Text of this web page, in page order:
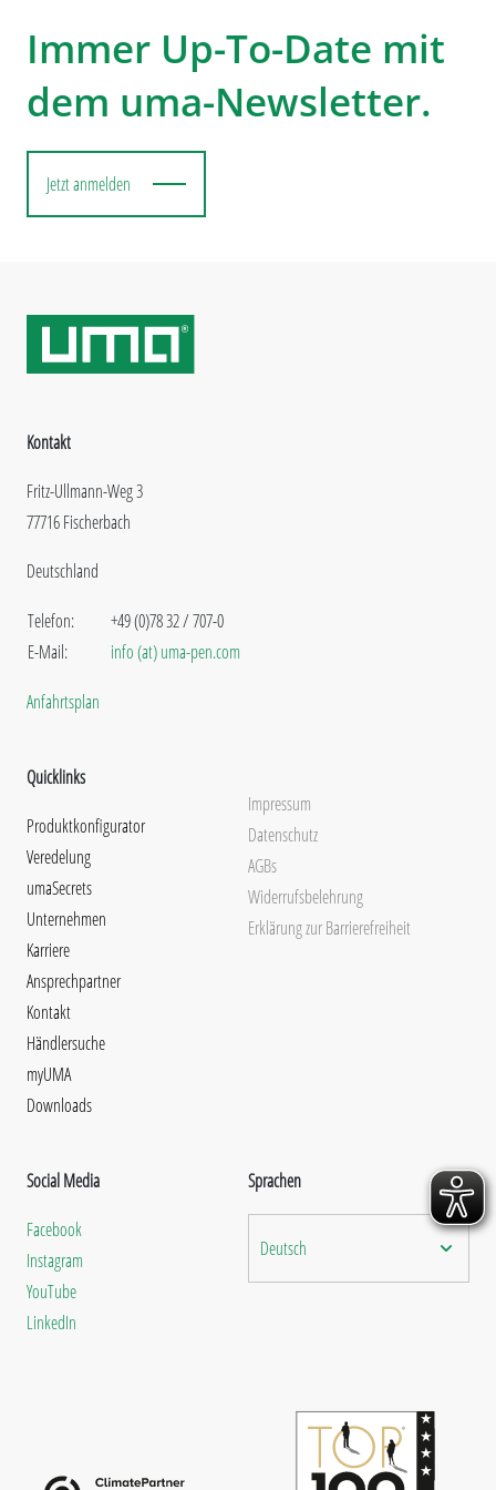
Immer Up-To-Date mit
dem uma-Newsletter.
Jetzt anmelden
Kontakt
Fritz-Ullmann-Weg 3
77716 Fischerbach
Deutschland
Telefon:
E-Mail:
+49 (0)78 32 / 707-0
info (at) uma-pen.com
Anfahrtsplan
Quicklinks
Produktkonfigurator
Veredelung
umaSecrets
Unternehmen
Karriere
Ansprechpartner
Kontakt
Händlersuche
myUMA
Downloads
Impressum
Datenschutz
AGBs
Widerrufsbelehrung
Erklärung zur Barrierefreiheit
Social Media
Facebook
Instagram
YouTube
LinkedIn
Sprachen
Deutsch